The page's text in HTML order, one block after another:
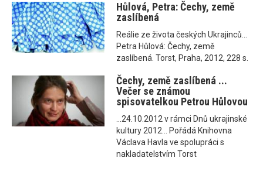
Hůlová, Petra: Čechy, země
zaslíbená
Reálie ze života českých Ukrajinců...
Petra Hůlová: Čechy, země
zaslíbená. Torst, Praha, 2012, 228 s.
Čechy, země zaslíbená ...
Večer se známou
spisovatelkou Petrou Hůlovou
...24.10.2012 v rámci Dnů ukrajinské
kultury 2012... Pořádá Knihovna
Václava Havla ve spolupráci s
nakladatelstvím Torst